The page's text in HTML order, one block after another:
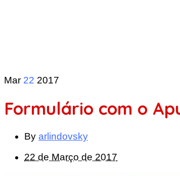
Mar 22 2017
Formulário com o
By arlindovsky
22 de Março de 2017